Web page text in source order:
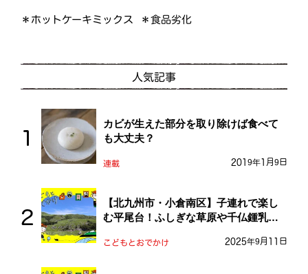
＊ホットケーキミックス ＊食品劣化
人気記事
カビが生えた部分を取り除けば食べて
も大丈夫？
連載 2019年1月9日
【北九州市・小倉南区】子連れで楽し
む平尾台！ふしぎな草原や千仏鍾乳洞
こどもとおでかけ 2025年9月11日